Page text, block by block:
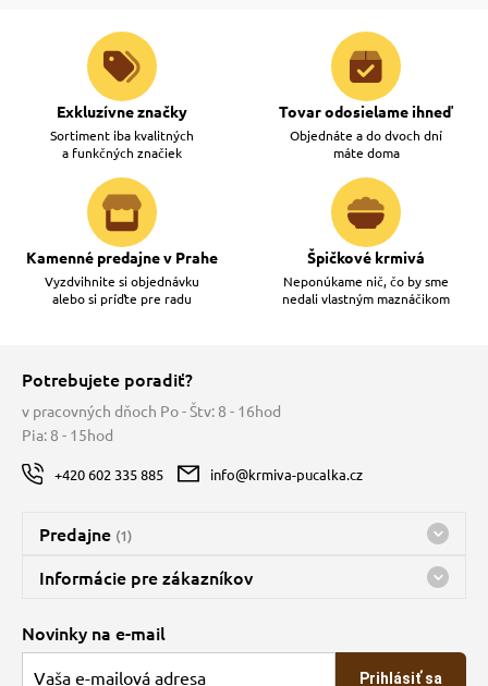
Exkluzívne značky
Sortiment iba kvalitných
a funkčných značiek
Tovar odosielame ihneď
Objednáte a do dvoch dní
máte doma
Kamenné predajne v Prahe
Vyzdvihnite si objednávku
alebo si príďte pre radu
Špičkové krmivá
Neponúkame nič, čo by sme
nedali vlastným maznáčikom
Potrebujete poradiť?
v pracovných dňoch Po - Štv: 8 - 16hod
Pia: 8 - 15hod
+420 602 335 885 info@krmiva-pucalka.cz
Predajne (1)
Predajňa a sklad Kbely
Bohužiaľ, momentálne máme zatvorené
Informácie pre zákazníkov
O spoločnosti
Novinky na e-mail
Prihlásiť sa